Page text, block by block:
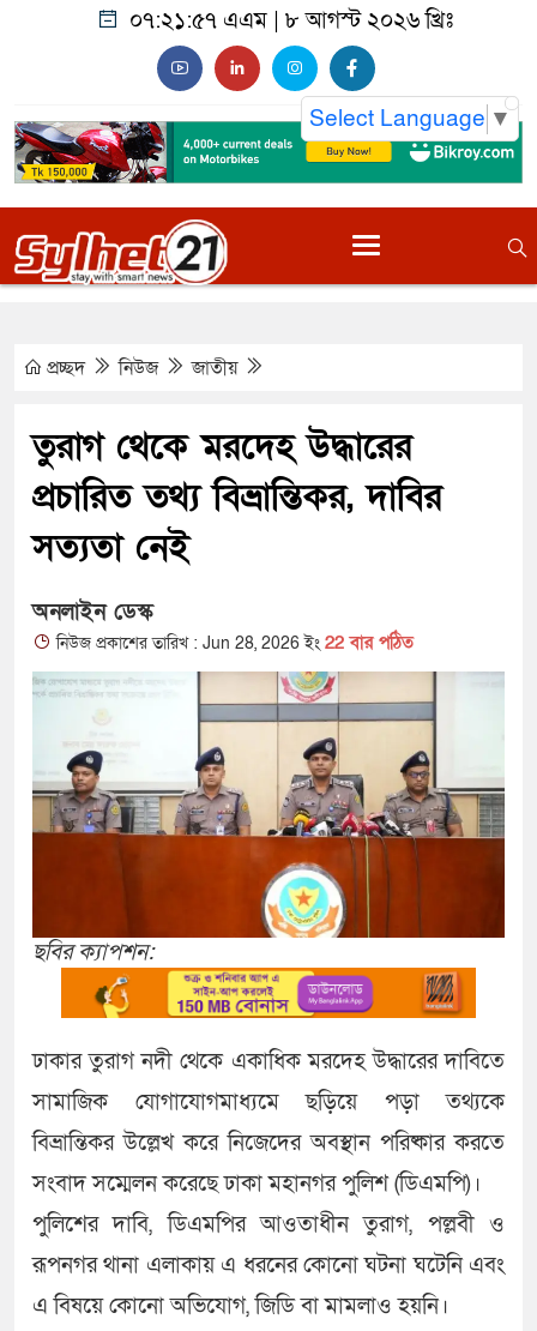
০৭:২১:৫৮ এএম |৮ আগস্ট ২০২৬ খ্রিঃ
Select Language ▼
প্রচ্ছদ নিউজ জাতীয়
তুরাগ থেকে মরদেহ উদ্ধারের
প্রচারিত তথ্য বিভ্রান্তিকর, দাবির
সত্যতা নেই
অনলাইন ডেস্ক
নিউজ প্রকাশের তারিখ : Jun 28, 2026 ইং 22 বার পঠিত
ছবির ক্যাপশন:
ঢাকার তুরাগ নদী থেকে একাধিক মরদেহ উদ্ধারের দাবিতে
সামাজিক যোগাযোগমাধ্যমে ছড়িয়ে পড়া তথ্যকে
বিভ্রান্তিকর উল্লেখ করে নিজেদের অবস্থান পরিষ্কার করতে
সংবাদ সম্মেলন করেছে ঢাকা মহানগর পুলিশ (ডিএমপি)।
পুলিশের দাবি, ডিএমপির আওতাধীন তুরাগ, পল্লবী ও
রূপনগর থানা এলাকায় এ ধরনের কোনো ঘটনা ঘটেনি এবং
এ বিষয়ে কোনো অভিযোগ, জিডি বা মামলাও হয়নি।